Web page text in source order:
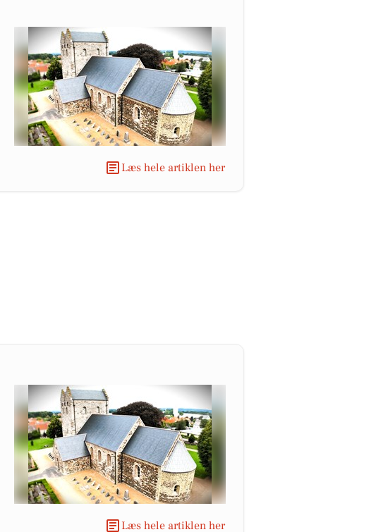
Læs hele artiklen her
Læs hele artiklen her